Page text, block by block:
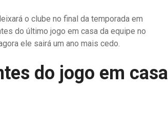
o clube no final da temporada em
do último jogo em casa da equipe no
ele sairá um ano mais cedo.
do jogo em casa